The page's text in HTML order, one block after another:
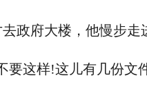
府大楼，他慢步走
这样!这儿有几份文